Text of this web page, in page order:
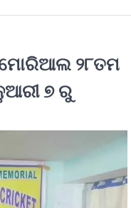
୨୮ତମ
୭ ରୁ